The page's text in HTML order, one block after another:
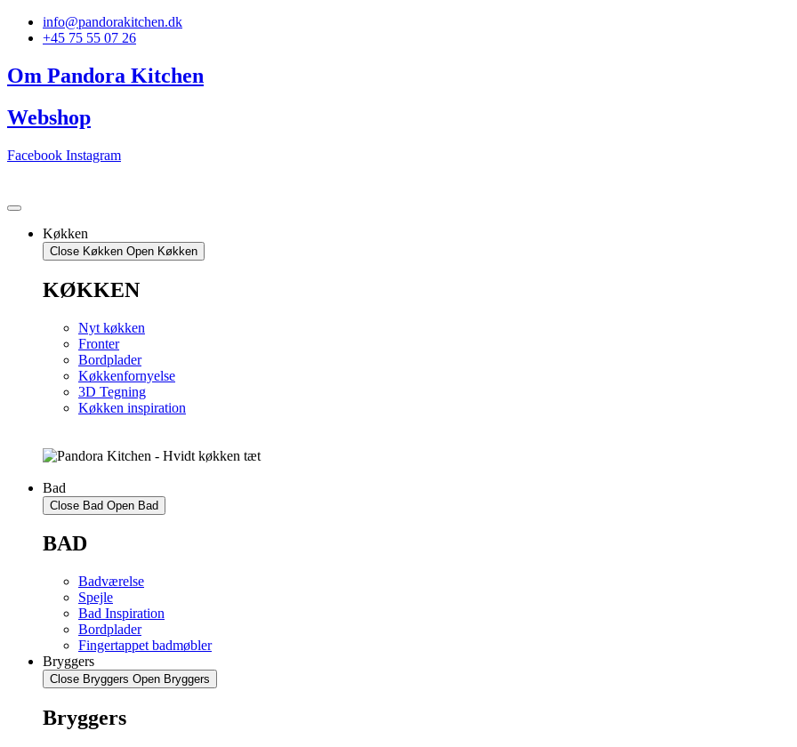
Videreinfo@pandorakitchen.dk
+45 75 55 07 26
Om Pandora Kitchen
Webshop
Facebook Instagram
Køkken
Close Køkken Open Køkken
KØKKEN
Nyt køkken
Fronter
Bordplader
Køkkenfornyelse
3D Tegning
Køkken inspiration
Bad
Close Bad Open Bad
BAD
Badværelse
Spejle
Bad Inspiration
Bordplader
Fingertappet badmøbler
Bryggers
Close Bryggers Open Bryggers
Bryggers